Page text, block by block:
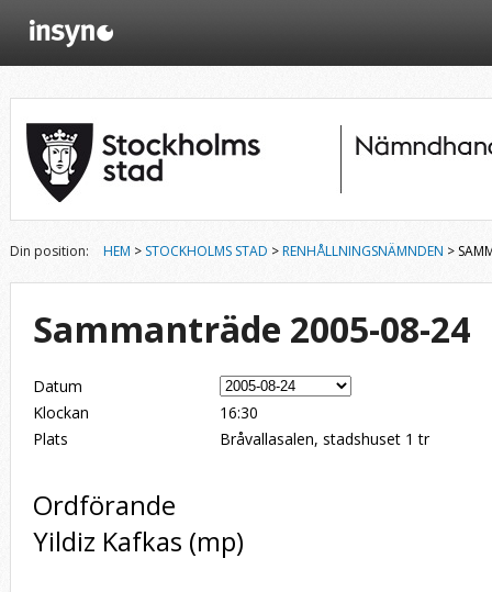
Din position: HEM > STOCKHOLMS STAD >RENHÅLLNINGSNÄMNDEN >
Sammanträde 2005-08-24
Datum
Klockan
16:30
Plats
Bråvallasalen, stadshuset 1 tr
Ordförande
Yildiz Kafkas (mp)